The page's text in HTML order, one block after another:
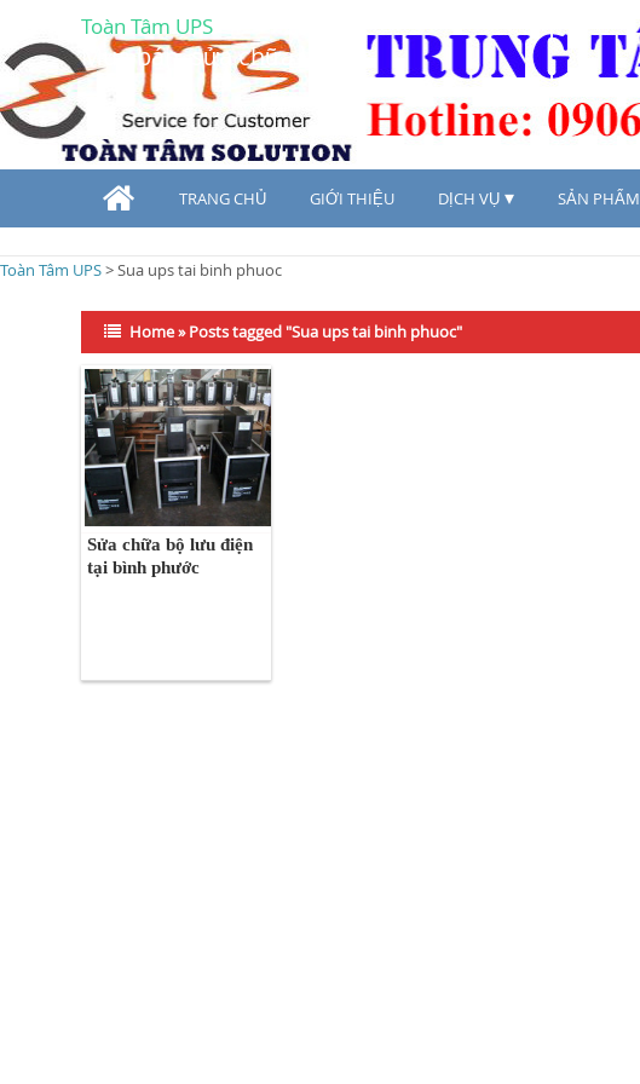
Toàn Tâm UPS
Mua bán, sửa chữa UPS
TRANG CHỦ GIỚI THIỆU DỊCH VỤ SẢN PHẨM
Toàn Tâm UPS>Sua ups tai binh phuoc
Home»Posts tagged "Sua ups tai binh phuoc"
Sửa chữa bộ lưu điện
tại bình phước